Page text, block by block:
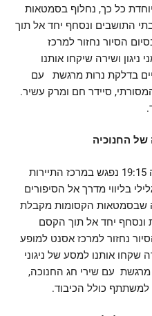
כל כך, נחלוף בסמטאות
התושבים ונסחף יחד אל תוך
הסיור נחזור למרכז
ושירה שיקחו אותנו
בדלקת נרות מרגשת עם
סיידר חם ומרק עשיר.
זמן קצר לאחר צאת השבת, בשעה 19:15 נפגש במרכז התיירות
בליווי מדרך אל הסיפורים
שבסמטאות הקסומות מקבלת
ונסחף יחד אל תוך הקסם
נחזור למרכז אסנט למופע
שקחו אותנו למסע של ניגוני
עם שירי חג החנוכה,